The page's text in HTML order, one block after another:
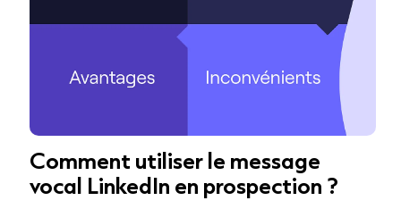
Comment utiliser le message
vocal LinkedIn en prospection ?